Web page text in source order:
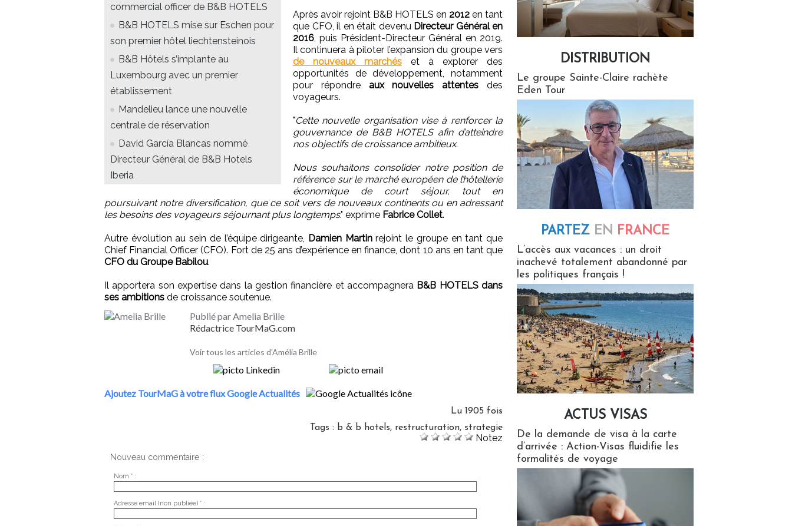
commercial officer de B&B HOTELS
B&B HOTELS mise sur Eschen pour
son premier hôtel liechtensteinois
B&B Hôtels s’implante au
Luxembourg avec un premier
établissement
Mandelieu lance une nouvelle
centrale de réservation
David García Blancas nommé
Directeur Général de B&B Hotels
Iberia
Après avoir rejoint B&B HOTELS en 2012 en tant
que CFO, il en était devenu Directeur Général en
2016 , puis Président-Directeur Général en 2019.
Il continuera à piloter l’expansion du groupe vers
de nouveaux marchés et à explorer des
opportunités de développement, notamment
pour répondre aux nouvelles attentes des
voyageurs.
"Cette nouvelle organisation vise à renforcer la
gouvernance de B&B HOTELS afin d’atteindre
nos objectifs de croissance ambitieux.
Nous souhaitons consolider notre position de
référence sur le marché européen de l’hôtellerie
économique de court séjour, tout en
poursuivant notre diversification, que ce soit vers de nouveaux continents ou en adressant
les besoins des voyageurs séjournant plus longtemps." exprime Fabrice Collet.
Autre évolution au sein de l’équipe dirigeante, Damien Martinrejoint le groupe en tant que
Chief Financial Officer (CFO). Fort de 25 ans d’expérience en finance, dont 10 ans en tant que
CFO du Groupe Babilou.
Il apportera son expertise dans la gestion financière et accompagnera B&B HOTELS dans
ses ambitions de croissance soutenue.
Publié par Amelia Brille
Rédactrice TourMaG.com
Voir tous les articles d'Amélia Brille
Ajoutez TourMaG à votre flux Google Actualités
Lu 1905 fois
Tags : b & b hotels, restructuration, strategie
Notez
Nouveau commentaire :
Nom * :
Adresse email (non publiée) * :
DISTRIBUTION
Le groupe Sainte-Claire rachète
Eden Tour
PARTEZ EN FRANCE
L’accès aux vacances : un droit
inachevé totalement abandonné par
les politiques français !
ACTUS VISAS
De la demande de visa à la carte
d’arrivée : Action-Visas fluidifie les
formalités de voyage